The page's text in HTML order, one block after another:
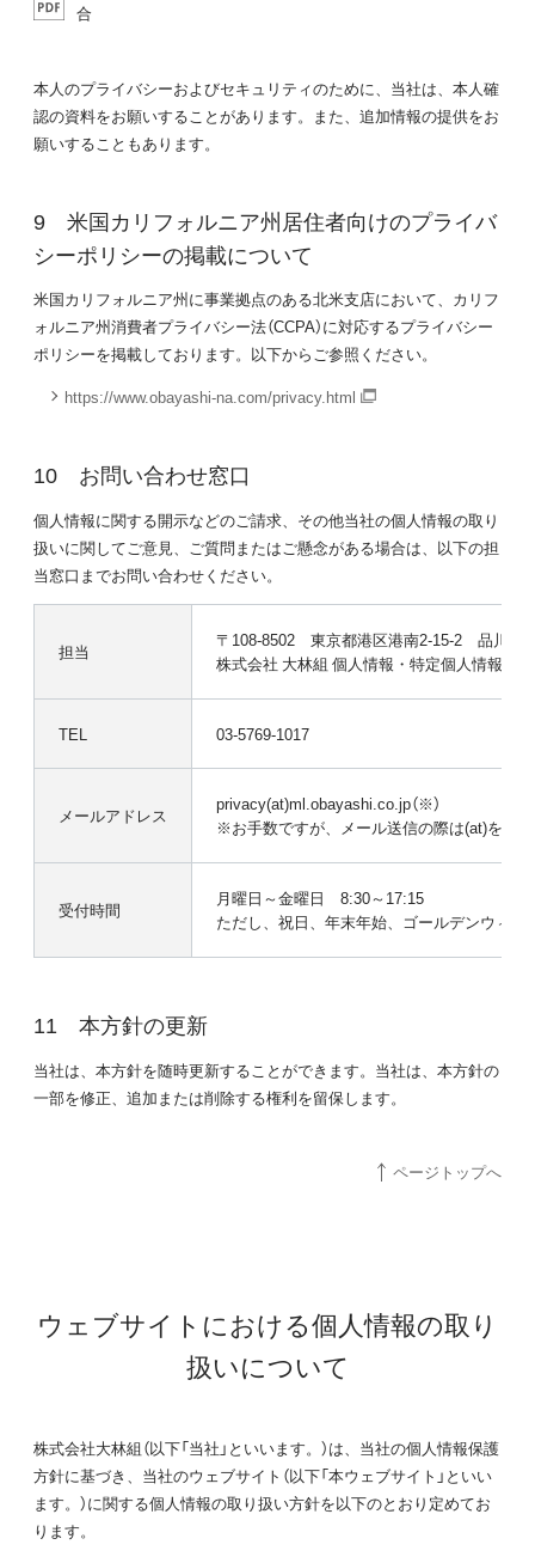
合
本人のプライバシーおよびセキュリティのために、当社は、本人確
認の資料をお願いすることがあります。また、追加情報の提供をお
願いすることもあります。
米国カリフォルニア州居住者向けのプライバ
シーポリシーの掲載について
米国カリフォルニア州に事業拠点のある北米支店において、カリフ
ォルニア州消費者プライバシー法（CCPA）に対応するプライバシー
ポリシーを掲載しております。以下からご参照ください。
https://www.obayashi-na.com/privacy.html
お問い合わせ窓口
個人情報に関する開示などのご請求、その他当社の個人情報の取り
扱いに関してご意見、ご質問またはご懸念がある場合は、以下の担
当窓口までお問い合わせください。
担当
〒108-8502 東京都港区港南2-15-2 品川イ
株式会社 大林組 個人情報・特定個人情報保
TEL 03-5769-1017
メールアドレス
privacy(at)ml.obayashi.co.jp（※）
※お手数ですが、メール送信の際は(at)を@
受付時間
月曜日～金曜日 8:30～17:15
ただし、祝日、年末年始、ゴールデンウィ
本方針の更新
当社は、本方針を随時更新することができます。当社は、本方針の
一部を修正、追加または削除する権利を留保します。
ページトップへ
ウェブサイトにおける個人情報の取り
扱いについて
株式会社大林組（以下「当社」といいます。）は、当社の個人情報保護
方針に基づき、当社のウェブサイト（以下「本ウェブサイト」といい
ます。）に関する個人情報の取り扱い方針を以下のとおり定めてお
ります。